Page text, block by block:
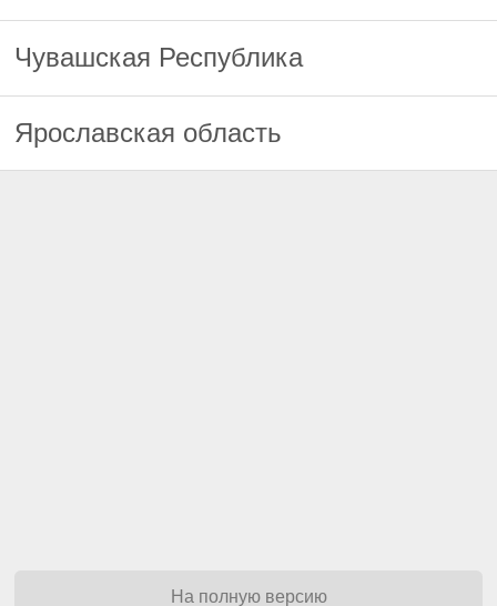
Чувашская Республика
Ярославская область
На полную версию